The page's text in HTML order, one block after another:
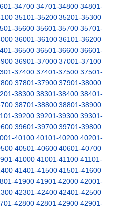
34700 34701-34800 34801-
35101-35200 35201-35300
35600 35601-35700 35701-
36001-36100 36101-36200
36500 36501-36600 36601-
36901-37000 37001-37100
37400 37401-37500 37501-
37801-37900 37901-38000
38300 38301-38400 38401-
38701-38800 38801-38900
39200 39201-39300 39301-
39601-39700 39701-39800
40100 40101-40200 40201-
40501-40600 40601-40700
41000 41001-41100 41101-
41401-41500 41501-41600
41900 41901-42000 42001-
42301-42400 42401-42500
42800 42801-42900 42901-